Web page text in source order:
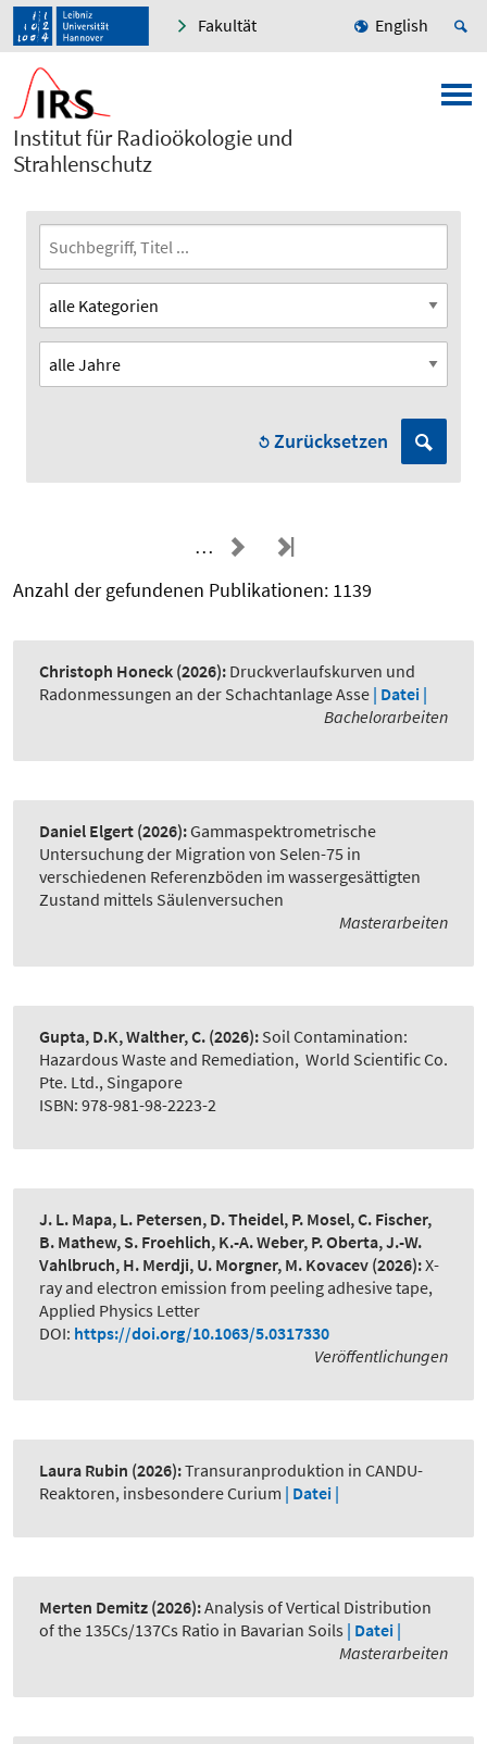
Fakultät English
Institut für Radioökologie und
Strahlenschutz
Zurücksetzen
…
Anzahl der gefundenen Publikationen: 1139
Christoph Honeck (2026): Druckverlaufskurven und
Radonmessungen an der Schachtanlage Asse | Datei |
Bachelorarbeiten
Daniel Elgert (2026):Gammaspektrometrische
Untersuchung der Migration von Selen-75 in
verschiedenen Referenzböden im wassergesättigten
Zustand mittels Säulenversuchen
Masterarbeiten
Gupta, D.K, Walther, C. (2026): Soil Contamination:
Hazardous Waste and Remediation, World Scientific Co.
Pte. Ltd., Singapore
ISBN: 978-981-98-2223-2
J. L. Mapa, L. Petersen, D. Theidel, P. Mosel, C. Fischer,
B. Mathew, S. Froehlich, K.-A. Weber, P. Oberta, J.-W.
Vahlbruch, H. Merdji, U. Morgner, M. Kovacev (2026):X-
ray and electron emission from peeling adhesive tape,
Applied Physics Letter
DOI: https://doi.org/10.1063/5.0317330
Veröffentlichungen
Laura Rubin (2026):Transuranproduktion in CANDU-
Reaktoren, insbesondere Curium | Datei |
Merten Demitz (2026):Analysis of Vertical Distribution
of the 135Cs/137Cs Ratio in Bavarian Soils | Datei |
Masterarbeiten